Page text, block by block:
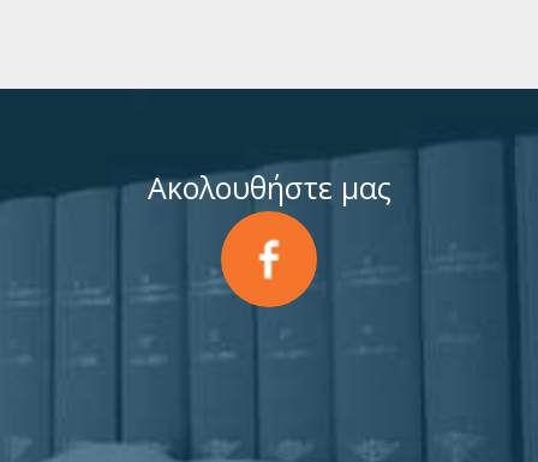
Ακολουθήστε μας